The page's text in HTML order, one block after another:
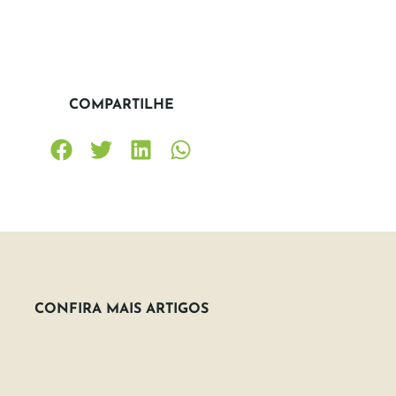
COMPARTILHE
CONFIRA MAIS ARTIGOS